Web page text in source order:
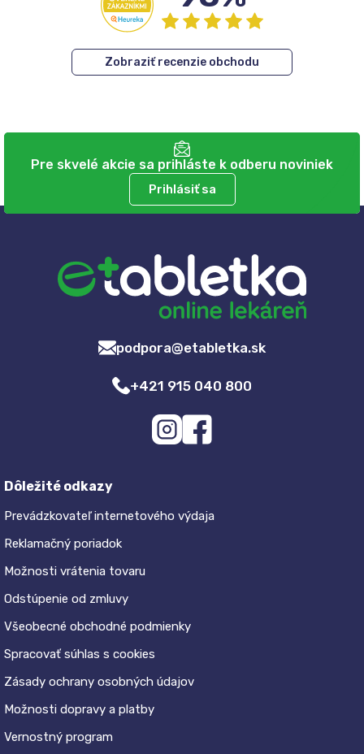
Zobraziť recenzie obchodu
Pre skvelé akcie sa prihláste k odberu noviniek
Prihlásiť sa
podpora@etabletka.sk
+421 915 040 800
Dôležité odkazy
Prevádzkovateľ internetového výdaja
Reklamačný poriadok
Možnosti vrátenia tovaru
Odstúpenie od zmluvy
Všeobecné obchodné podmienky
Spracovať súhlas s cookies
Zásady ochrany osobných údajov
Možnosti dopravy a platby
Vernostný program